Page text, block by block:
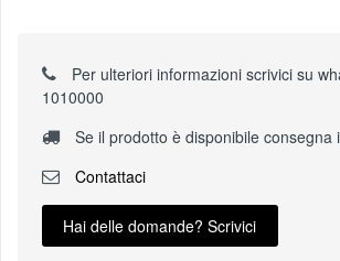
Per ulteriori informazioni scrivici su
1010000
Se il prodotto è disponibile consegna
Contattaci
Hai delle domande? Scrivici